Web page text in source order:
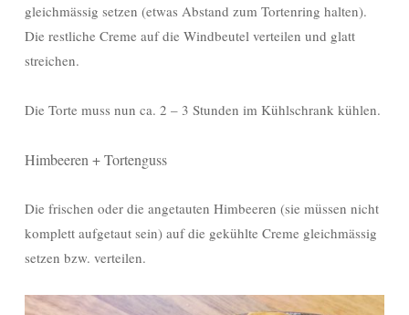
gleichmässig setzen (etwas Abstand zum Tortenring halten).
Die restliche Creme auf die Windbeutel verteilen und glatt
streichen.
Die Torte muss nun ca. 2 – 3 Stunden im Kühlschrank kühlen.
Himbeeren + Tortenguss
Die frischen oder die angetauten Himbeeren (sie müssen nicht
komplett aufgetaut sein) auf die gekühlte Creme gleichmässig
setzen bzw. verteilen.